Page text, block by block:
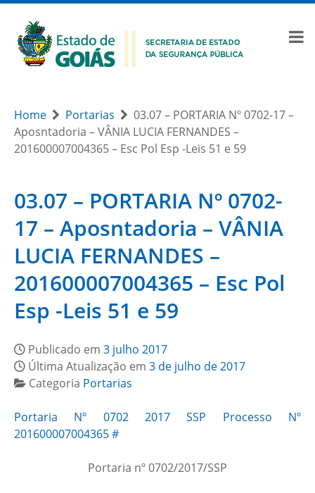
Home Portarias
03.07 – PORTARIA Nº 0702-17 –
Aposntadoria – VÂNIA LUCIA FERNANDES –
201600007004365 – Esc Pol Esp -Leis 51 e 59
03.07 – PORTARIA Nº 0702-
17 – Aposntadoria – VÂNIA
LUCIA FERNANDES –
201600007004365 – Esc Pol
Esp -Leis 51 e 59
Publicado em 3 julho 2017
Última Atualização em 3 de julho de 2017
Categoria Portarias
Portaria Nº 0702 2017 SSP Processo Nº
201600007004365 #
Portaria nº 0702/2017/SSP